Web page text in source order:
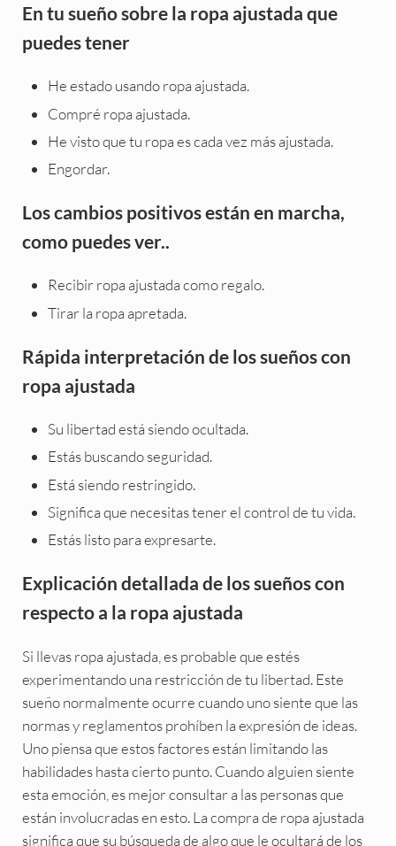
En tu sueño sobre la ropa ajustada que
puedes tener
He estado usando ropa ajustada.
Compré ropa ajustada.
He visto que tu ropa es cada vez más ajustada.
Engordar.
Los cambios positivos están en marcha,
como puedes ver..
Recibir ropa ajustada como regalo.
Tirar la ropa apretada.
Rápida interpretación de los sueños con
ropa ajustada
Su libertad está siendo ocultada.
Estás buscando seguridad.
Está siendo restringido.
Significa que necesitas tener el control de tu vida.
Estás listo para expresarte.
Explicación detallada de los sueños con
respecto a la ropa ajustada
Si llevas ropa ajustada, es probable que estés
experimentando una restricción de tu libertad. Este
sueño normalmente ocurre cuando uno siente que las
normas y reglamentos prohíben la expresión de ideas.
Uno piensa que estos factores están limitando las
habilidades hasta cierto punto. Cuando alguien siente
esta emoción, es mejor consultar a las personas que
están involucradas en esto. La compra de ropa ajustada
significa que su búsqueda de algo que le ocultará de los